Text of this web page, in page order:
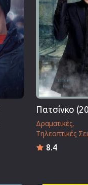
Πατσίνκο
Δραματικές
Τηλεοπτικές
8.4